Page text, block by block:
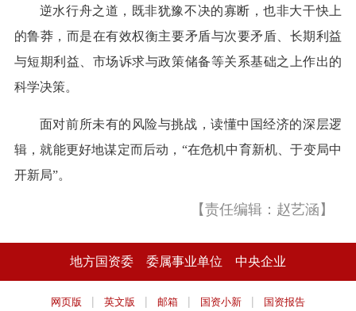
逆水行舟之道，既非犹豫不决的寡断，也非大干快上
的鲁莽，而是在有效权衡主要矛盾与次要矛盾、长期利益
与短期利益、市场诉求与政策储备等关系基础之上作出的
科学决策。
面对前所未有的风险与挑战，读懂中国经济的深层逻
辑，就能更好地谋定而后动，“在危机中育新机、于变局中
开新局”。
【责任编辑：赵艺涵】
地方国资委 委属事业单位 中央企业
网页版 | 英文版 | 邮箱 | 国资小新 | 国资报告